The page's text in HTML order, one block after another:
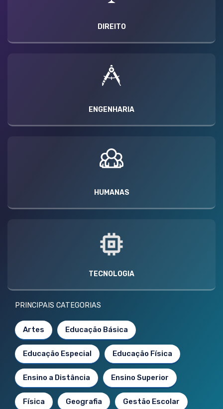
DIREITO
ENGENHARIA
HUMANAS
TECNOLOGIA
PRINCIPAIS CATEGORIAS
Artes Educação Básica
Educação Especial Educação Física
Ensino a Distância Ensino Superior
Física Geografia Gestão Escolar